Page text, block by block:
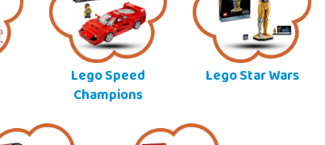
Lego Speed
Champions
Lego Star Wars